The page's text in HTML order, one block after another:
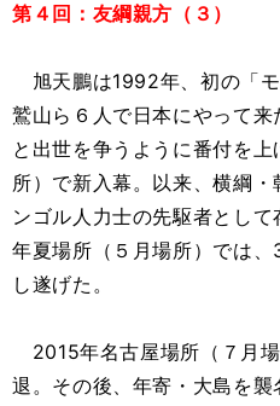
第４回：友綱親方（３）
旭天鵬は1992年、初の「
鷲山ら６人で日本にやって
と出世を争うように番付を
所）で新入幕。以来、横綱
ンゴル人力士の先駆者とし
年夏場所（５月場所）では
し遂げた。
2015年名古屋場所（７月
退。その後、年寄・大島を